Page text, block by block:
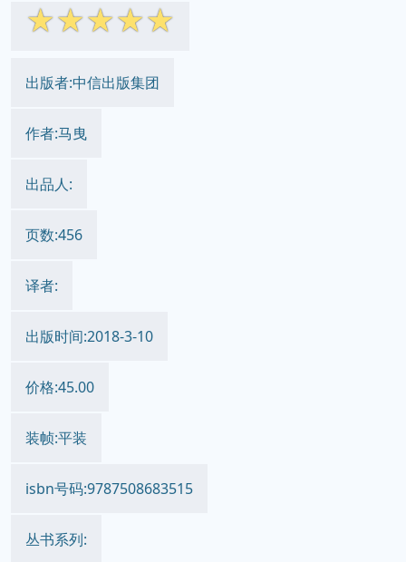
☆☆☆☆☆
出版者:中信出版集团
作者:马曳
出品人:
页数:456
译者:
出版时间:2018-3-10
价格:45.00
装帧:平装
isbn号码:9787508683515
丛书系列: